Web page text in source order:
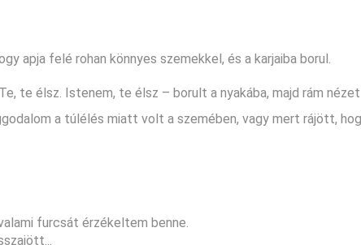
apja felé rohan könnyes szemekkel, és a karjaiba borul.
te élsz. Istenem, te élsz – borult a nyakába, majd rám
a túlélés miatt volt a szemében, vagy mert rájött,
furcsát érzékeltem benne.